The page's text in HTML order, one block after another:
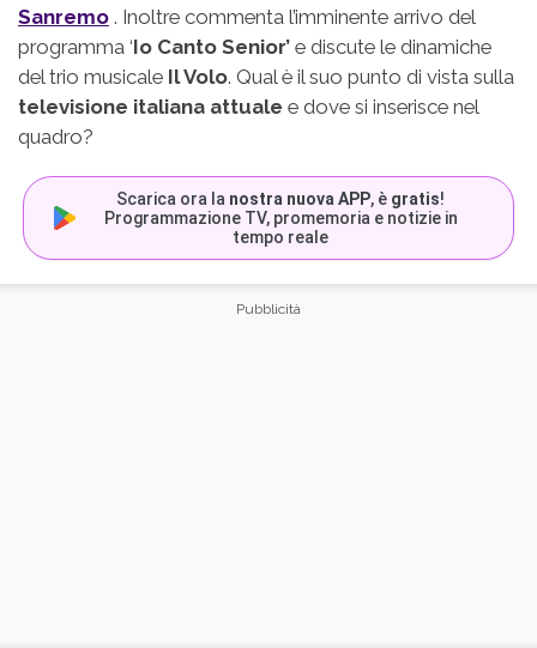
Sanremo . Inoltre commenta l’imminente arrivo del
programma ‘Io Canto Senior’ e discute le dinamiche
del trio musicale Il Volo. Qual è il suo punto di vista sulla
televisione italiana attuale e dove si inserisce nel
quadro?
Scarica ora la nostra nuova APP, è gratis!
Programmazione TV, promemoria e notizie in
tempo reale